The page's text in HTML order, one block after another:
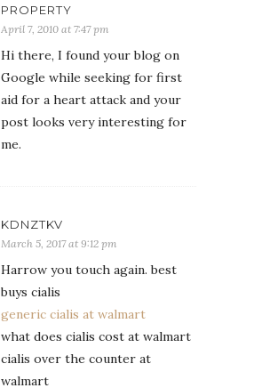
PROPERTY
April 7, 2010 at 7:47 pm
Hi there, I found your blog on
Google while seeking for first
aid for a heart attack and your
post looks very interesting for
me.
KDNZTKV
March 5, 2017 at 9:12 pm
Harrow you touch again. best
buys cialis
generic cialis at walmart
what does cialis cost at walmart
cialis over the counter at
walmart